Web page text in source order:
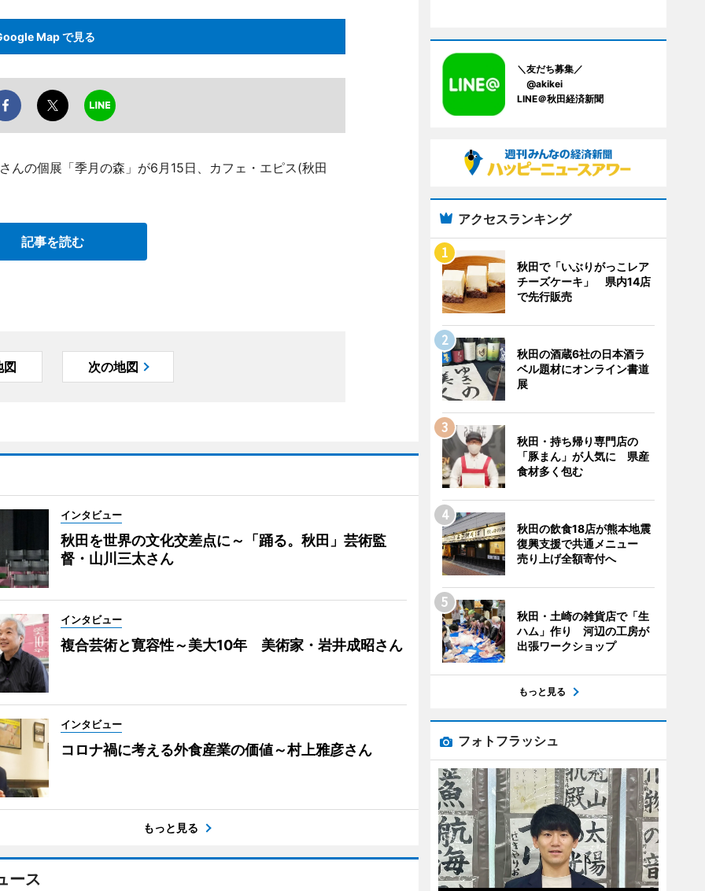
Map で見る
んの個展「季月の森」が6月15日、カフェ・エピス(秋田
記事を読む
図 次の地図
インタビュー
秋田を世界の文化交差点に～「踊る。秋田」芸術監
督・山川三太さん
インタビュー
複合芸術と寛容性～美大10年 美術家・岩井成昭さん
インタビュー
コロナ禍に考える外食産業の価値～村上雅彦さん
もっと見る
ース
＼友だち募集／
@akikei
LINE＠秋田経済新聞
アクセスランキング
秋田で「いぶりがっこレア
チーズケーキ」 県内14店
で先行販売
秋田の酒蔵6社の日本酒ラ
ベル題材にオンライン書道
展
秋田・持ち帰り専門店の
「豚まん」が人気に 県産
食材多く包む
秋田の飲食18店が熊本地震
復興支援で共通メニュー
売り上げ全額寄付へ
秋田・土崎の雑貨店で「生
ハム」作り 河辺の工房が
出張ワークショップ
もっと見る
フォトフラッシュ